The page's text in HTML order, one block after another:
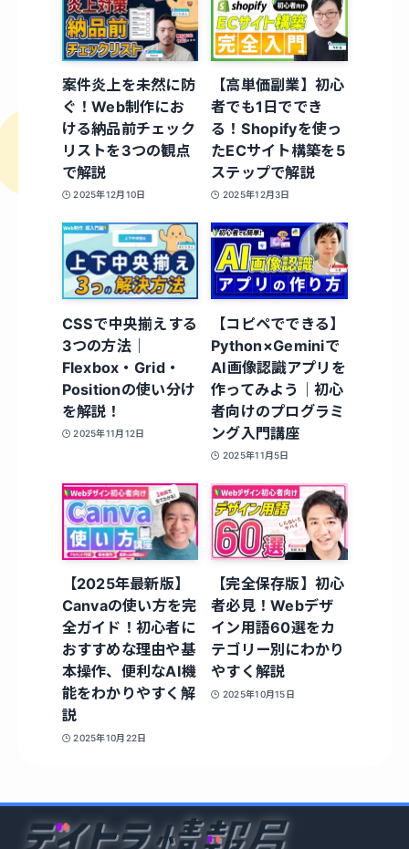
案件炎上を未然に防
ぐ！Web制作にお
ける納品前チェック
リストを3つの観点
で解説
2025年12月10日
【高単価副業】初心
者でも1日ででき
る！Shopifyを使っ
たECサイト構築を5
ステップで解説
2025年12月3日
CSSで中央揃えする
3つの方法｜
Flexbox・Grid・
Positionの使い分け
を解説！
2025年11月12日
【コピペでできる】
Python×Geminiで
AI画像認識アプリを
作ってみよう｜初心
者向けのプログラミ
ング入門講座
2025年11月5日
【2025年最新版】
Canvaの使い方を完
全ガイド！初心者に
おすすめな理由や基
本操作、便利なAI機
能をわかりやすく解
説
2025年10月22日
【完全保存版】初心
者必見！Webデザ
イン用語60選をカ
テゴリー別にわかり
やすく解説
2025年10月15日